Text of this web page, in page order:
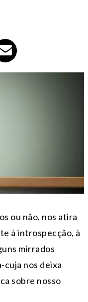
ou não, nos atira
à introspecção, à
mirrados
cuja nos deixa
sobre nosso